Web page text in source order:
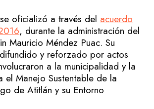
oficializó a través del acuerdo
, durante la administración del
Mauricio Méndez Puac. Su
y reforzado por actos
a la municipalidad y la
el Manejo Sustentable de la
de Atitlán y su Entorno